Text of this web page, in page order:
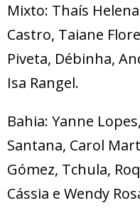
Mixto: Thaís
Castro, Taiane
Piveta, Débinha,
Isa Rangel.
Bahia: Yanne
Santana, Carol
Gómez, Tchula,
Cássia e Wendy